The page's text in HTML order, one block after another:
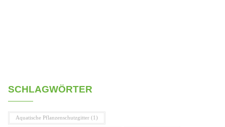
SCHLAGWÖRTER
Aquatische Pflanzenschutzgitter (1)